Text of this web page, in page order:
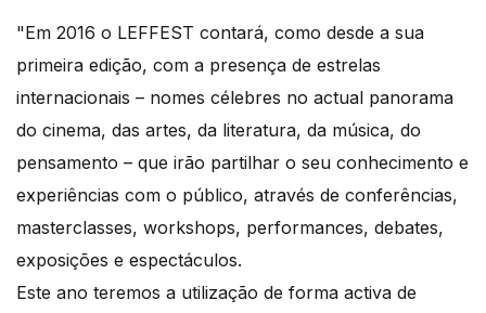
"Em 2016 o LEFFEST contará, como desde a sua
primeira edição, com a presença de estrelas
internacionais – nomes célebres no actual panorama
do cinema, das artes, da literatura, da música, do
pensamento – que irão partilhar o seu conhecimento e
experiências com o público, através de conferências,
masterclasses, workshops, performances, debates,
exposições e espectáculos.
Este ano teremos a utilização de forma activa de